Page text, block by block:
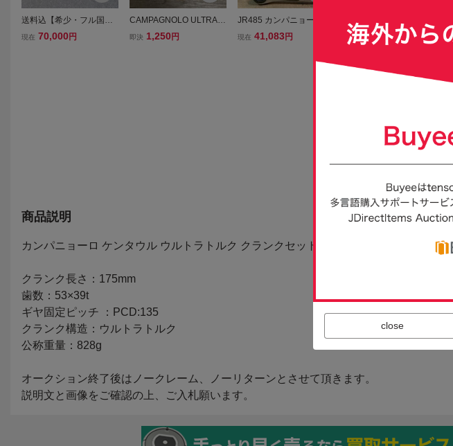
送料込【希少・フル国産
コンポ】CHERUBIM ケル
現在 70,000 円
CAMPAGNOLO ULTRA T
ORQUE SYSTEM用ベア
即決 1,250 円
JR485 カンパニョーロ C
AMPAGNOLO CENTAUR
現在 41,083 円
JR482 カンパニョーロ C
AMPAGNOLO CENTAUR
ULTRA TORQUE FC9CE
mm 53/39T
現在 41,083円
商品説明
close